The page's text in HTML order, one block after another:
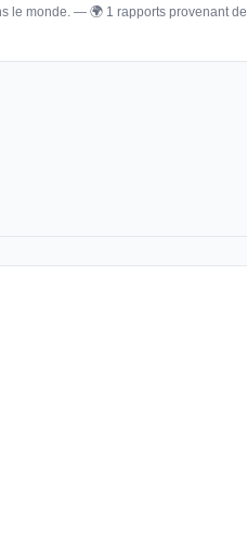
le monde. — 🌍 1 rapports provenant de